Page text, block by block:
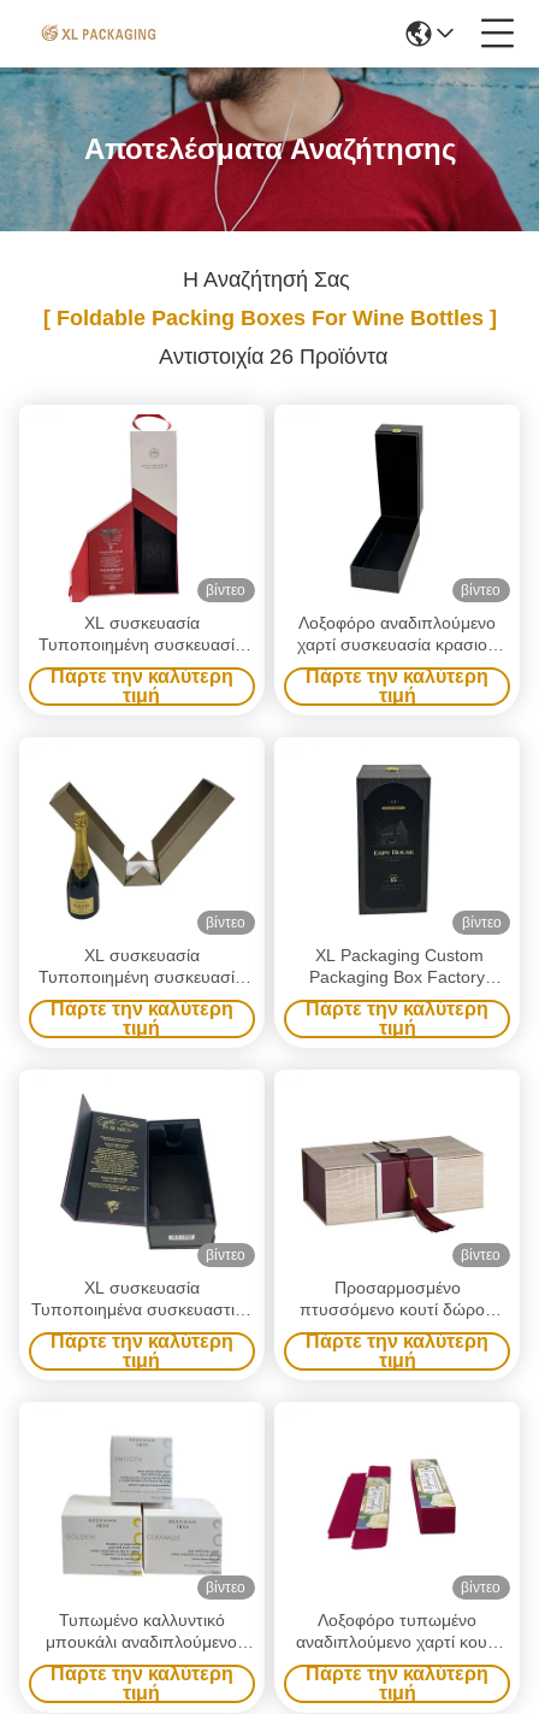
Αποτελέσματα Αναζήτησης
Η Αναζήτησή Σας
[ Foldable Packing Boxes For Wine Bottles ]
Αντιστοιχία 26 Προϊόντα
βίντεο
XL συσκευασία
Τυποποιημένη συσκευασία
Τυποποιημένη συσκευασία
Τυποποιημένη συσκευασία
Τυποποιημένη συσκευασία
Πάρτε την καλύτερη
τιμή
βίντεο
Λοξοφόρο αναδιπλούμενο
χαρτί συσκευασία κρασιού
κουτί μπουκάλι ποτών με
μαγνητικό καπάκι κλεισίματος
Πάρτε την καλύτερη
τιμή
βίντεο
XL συσκευασία
Τυποποιημένη συσκευασία
Τυποποιημένη συσκευασία
Τυποποιημένη συσκευασία
Τυποποιημένη συσκευασία
Πάρτε την καλύτερη
τιμή
βίντεο
XL Packaging Custom
Packaging Box Factory
Κομψό Κουτί Δώρου Κρασιού
με Στιλιστικό Μεντεσέ με
Χρυσή Μεταλλική Πινακίδα
Πάρτε την καλύτερη
τιμή
βίντεο
XL συσκευασία
Τυποποιημένα συσκευαστικά
κιβώτια Εργοστάσιο
Τυποποιημένα κιβώτια
κρασιού Χρυσό φύλλο
γυάλινο μπουκάλι κρασιού
Κουτί δώρο συσκευασία
Πάρτε την καλύτερη
τιμή
βίντεο
Προσαρμοσμένο
πτυσσόμενο κουτί δώρου
κρασιού με κλείσιμο με
κουμπί λαβής και συσκευασία
αποθήκευσης από χαρτόνι
Πάρτε την καλύτερη
τιμή
βίντεο
Τυπωμένο καλλυντικό
μπουκάλι αναδιπλούμενο
χαρτί χαρτί κουτί μακιγιάζ
λευκό χαρτί κουτί χαρτί
χαρτόνι λευκό χαρτί
Πάρτε την καλύτερη
τιμή
βίντεο
Λοξοφόρο τυπωμένο
αναδιπλούμενο χαρτί κουτί
κάρτας οικολογικά φιλικό για
κραγιόν
Πάρτε την καλύτερη
τιμή